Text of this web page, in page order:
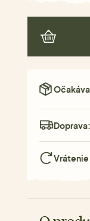
Doprava:
Vrátenie